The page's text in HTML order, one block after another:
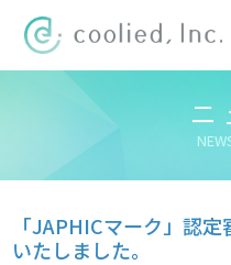
ニ
「JAPHICマーク」認
いたしました。